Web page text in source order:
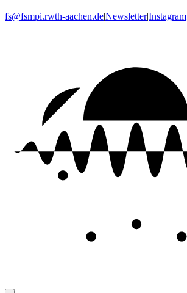
fs@fsmpi.rwth-aachen.de|Newsletter|Instagram